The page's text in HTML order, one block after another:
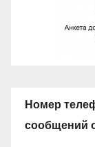
Номер
сообщений